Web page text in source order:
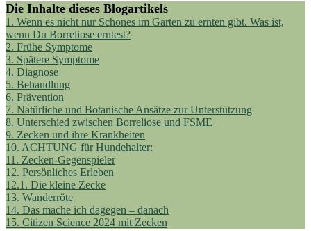
Die Inhalte dieses Blogartikels
1. Wenn es nicht nur Schönes im Garten zu ernten gibt. Was ist,
wenn Du Borreliose erntest?
2. Frühe Symptome
3. Spätere Symptome
4. Diagnose
5. Behandlung
6. Prävention
7. Natürliche und Botanische Ansätze zur Unterstützung
8. Unterschied zwischen Borreliose und FSME
9. Zecken und ihre Krankheiten
10. ACHTUNG für Hundehalter:
11. Zecken-Gegenspieler
12. Persönliches Erleben
12.1. Die kleine Zecke
13. Wanderröte
14. Das mache ich dagegen – danach
15. Citizen Science 2024 mit Zecken